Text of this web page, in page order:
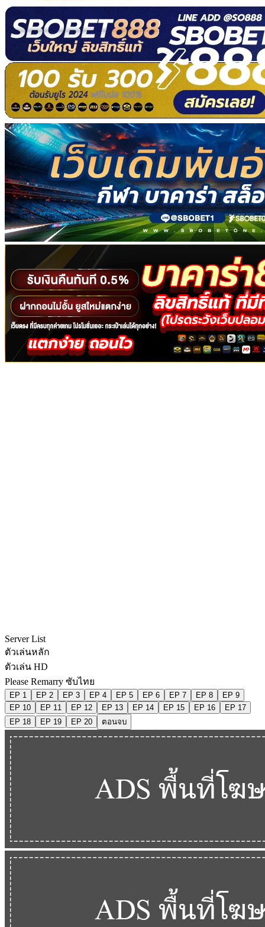
Server List
ตัวเล่นหลัก
ตัวเล่น HD
Please Remarry ซับไทย
EP 1 EP 2 EP 3 EP 4 EP 5 EP 6 EP 7 EP 8
EP 9
EP 10
EP 11 EP 12 EP 13 EP 14 EP 15 EP 16
EP 17
EP 18
EP 19 EP 20 ตอนจบ